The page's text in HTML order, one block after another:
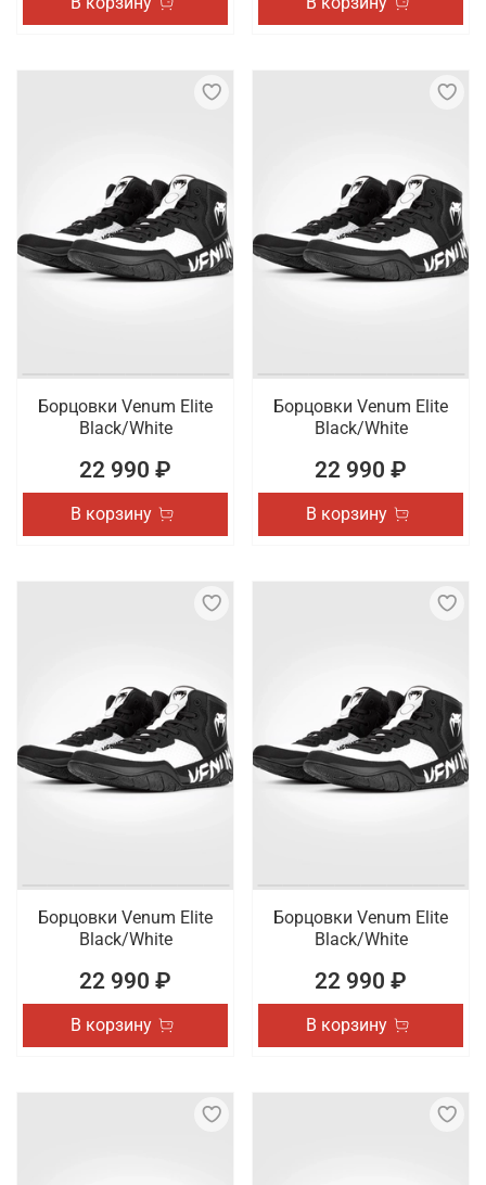
Борцовки Venum Elite
Black/White
22 990 ₽
В корзину
Борцовки Venum Elite
Black/White
22 990 ₽
В корзину
Борцовки Venum Elite
Black/White
22 990 ₽
В корзину
Борцовки Venum Elite
Black/White
22 990 ₽
В корзину